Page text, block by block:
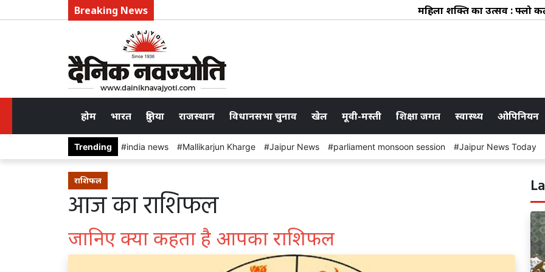
Breaking News महिला शक्ति का उत्सव : फ्लो
होम भारत दुनिया राजस्थान विधानसभा चुनाव खेल मूवी-मस्ती शिक्षा जगत स्वास्थ्य ओपिनियन
Trending india news Mallikarjun Kharge Jaipur News parliament monsoon session Jaipur News Today
राशिफल
आज का राशिफल
जानिए क्या कहता है आपका राशिफल